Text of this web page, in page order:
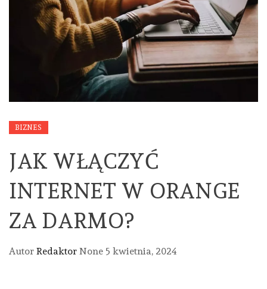
BIZNES
JAK WŁĄCZYĆ
INTERNET W ORANGE
ZA DARMO?
Autor Redaktor None 5 kwietnia, 2024